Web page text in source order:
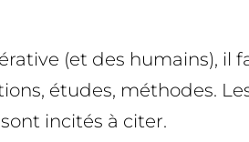
(et des humains), il
études, méthodes.
incités à citer.